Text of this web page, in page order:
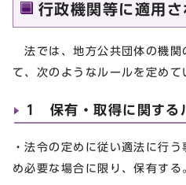
行政機関等に適用
法では、地方公共団体の機関
て、次のようなルールを定めて
1 保有・取得に関する
・法令の定めに従い適法に行
め必要な場合に限り、保有する